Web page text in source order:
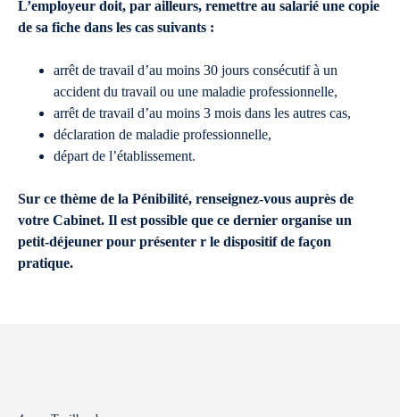
L’employeur doit, par ailleurs, remettre au salarié une copie
de sa fiche dans les cas suivants :
arrêt de travail d’au moins 30 jours consécutif à un
accident du travail ou une maladie professionnelle,
arrêt de travail d’au moins 3 mois dans les autres cas,
déclaration de maladie professionnelle,
départ de l’établissement.
Sur ce thème de la Pénibilité, renseignez-vous auprès de
votre Cabinet. Il est possible que ce dernier organise un
petit-déjeuner pour présenter r le dispositif de façon
pratique.